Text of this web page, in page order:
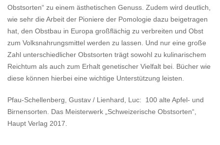
Obstsorten“ zu einem ästhetischen Genuss. Zudem wird deutlich,
wie sehr die Arbeit der Pioniere der Pomologie dazu beigetragen
hat, den Obstbau in Europa großflächig zu verbreiten und Obst
zum Volksnahrungsmittel werden zu lassen. Und nur eine große
Zahl unterschiedlicher Obstsorten trägt sowohl zu kulinarischem
Reichtum als auch zum Erhalt genetischer Vielfalt bei. Bücher wie
diese können hierbei eine wichtige Unterstützung leisten.
Pfau-Schellenberg, Gustav / Lienhard, Luc: 100 alte Apfel- und
Birnensorten. Das Meisterwerk „Schweizerische Obstsorten“,
Haupt Verlag 2017.